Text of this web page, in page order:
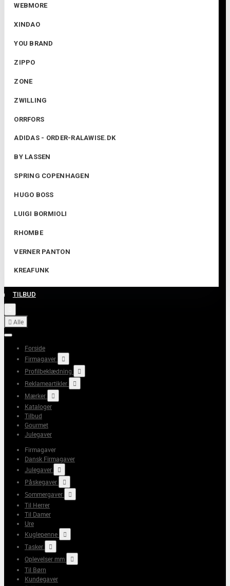
WEBMORE
XINDAO
YOU BRAND
ZIPPO
ZONE
ZWILLING
ORRFORS
ADIDAS - ORDER-RALAWISE.DK
BY LASSEN
SPRING COPENHAGEN
HUGO BOSS
LUIGI BORMIOLI
RHOMBE
VERNER PANTON
KREAFUNK
TILBUD
 Alle
Forside
Firmagaver

Profilbeklædning

Reklameartikler

Mærker

Kataloger
Tilbud
Gourmet
Julegaver
Firmagaver
Dansk Firmagaver
Julegaver

Påskegaver

Sommergaver

Til Herrer
Til Damer
Ure
Kuglepenne

Tasker

Oplevelser mm

Til Børn
Kundegaver